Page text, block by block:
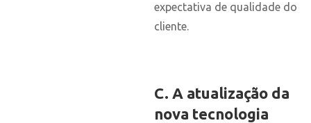
expectativa de qualidade do
cliente.
C. A atualização da
nova tecnologia